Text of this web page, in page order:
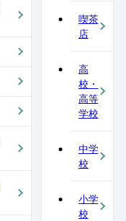
喫茶
店
高
校・
高等
学校
中学
校
小学
校